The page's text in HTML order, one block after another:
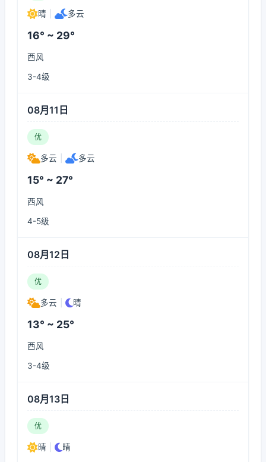
晴 多云
16° ~ 29°
西风
3-4级
08月11日
优
多云 多云
15° ~ 27°
西风
4-5级
08月12日
优
多云 晴
13° ~ 25°
西风
3-4级
08月13日
优
晴 晴